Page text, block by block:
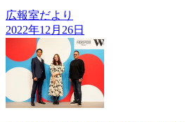
広報室だより
2022年12月26日